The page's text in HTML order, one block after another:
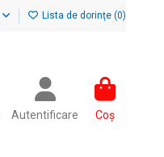
Lista de dorințe (0)
Autentificare Coș